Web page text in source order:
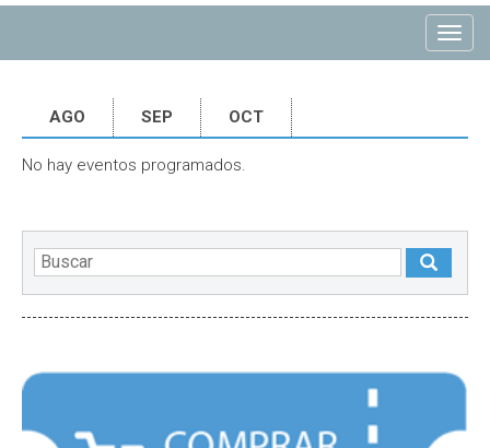
AGO SEP OCT
No hay eventos programados.